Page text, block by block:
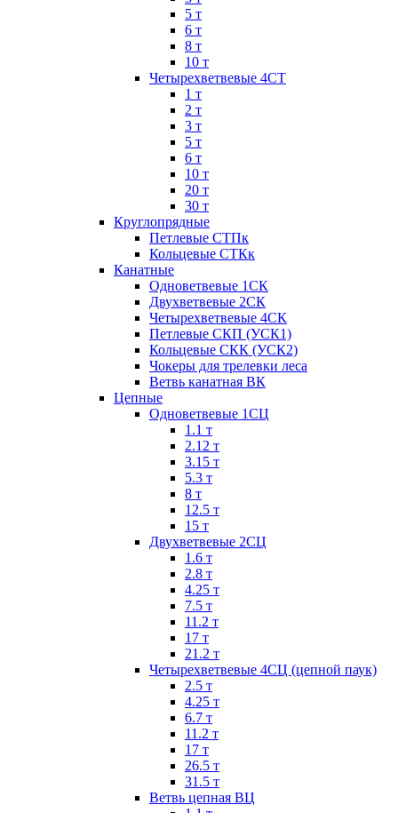
5 т
6 т
8 т
10 т
Четырехветвевые 4СТ
1 т
2 т
3 т
5 т
6 т
10 т
20 т
30 т
Круглопрядные
Петлевые СТПк
Кольцевые СТКк
Канатные
Одноветвевые 1СК
Двухветвевые 2СК
Четырехветвевые 4СК
Петлевые СКП (УСК1)
Кольцевые СКК (УСК2)
Чокеры для трелевки леса
Ветвь канатная ВК
Цепные
Одноветвевые 1СЦ
1.1 т
2.12 т
3.15 т
5.3 т
8 т
12.5 т
15 т
Двухветвевые 2СЦ
1.6 т
2.8 т
4.25 т
7.5 т
11.2 т
17 т
21.2 т
Четырехветвевые 4СЦ (цепной паук)
2.5 т
4.25 т
6.7 т
11.2 т
17 т
26.5 т
31.5 т
Ветвь цепная ВЦ